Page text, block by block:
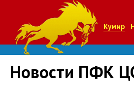
Кумир
Новости ПФК